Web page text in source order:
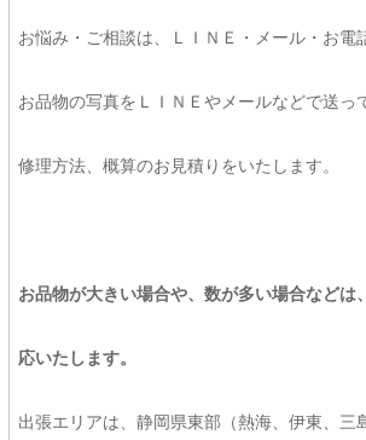
お悩み・ご相談は、ＬＩＮＥ・メール・お
お品物の写真をＬＩＮＥやメールなどで送っ
修理方法、概算のお見積りをいたします。
お品物が大きい場合や、数が多い場合などは
応いたします。
出張エリアは、静岡県東部（熱海、伊東、三